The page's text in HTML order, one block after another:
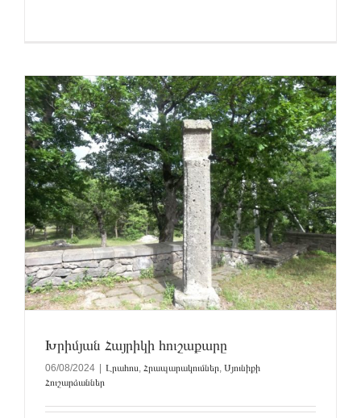
Խրիմյան Հայրիկի հուշաքարը
06/08/2024 Լրահոս, Հրապարակումներ, Սյունիքի
Հուշարձաններ